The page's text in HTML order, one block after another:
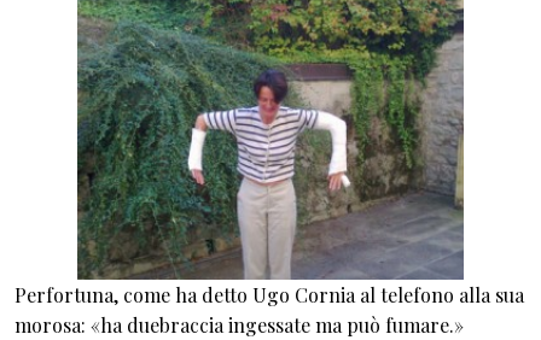
Perfortuna, come ha detto Ugo Cornia al telefono alla sua
morosa: «ha duebraccia ingessate ma può fumare.»